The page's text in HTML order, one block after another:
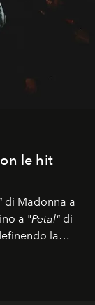
le hit
di Madonna a
a "Petal" di
la